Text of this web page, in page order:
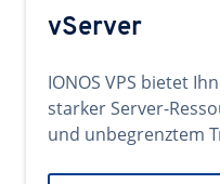
vServer
IONOS VPS bietet
starker Server-
und unbegrenztem